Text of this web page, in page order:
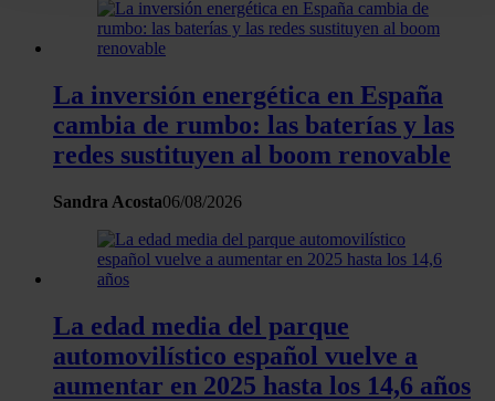
. Puede cambiar o retirar su consentimiento en
momento en la Declaración de cookies.
Las cookies de este sitio web se usan para personalizar el
contenido y los anuncios, ofrecer funciones de redes
analizar el tráfico. Además, compartimos información sobre
uso que haga del sitio web con nuestros partners de redes
sociales, publicidad y análisis web, quienes pueden
con otra información que les haya proporcionado o que
recopilado a partir del uso que haya hecho de sus servicios.
La inversión energética en España
cambia de rumbo: las baterías y las
redes sustituyen al boom renovable
Sandra Acosta06/08/2026
La edad media del parque
automovilístico español vuelve a
aumentar en 2025 hasta los 14,6 años